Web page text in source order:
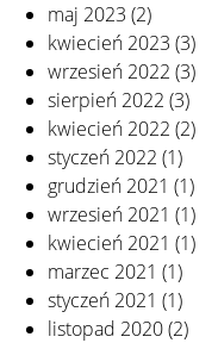
maj 2023 (2)
kwiecień 2023 (3)
wrzesień 2022 (3)
sierpień 2022 (3)
kwiecień 2022 (2)
styczeń 2022 (1)
grudzień 2021 (1)
wrzesień 2021 (1)
kwiecień 2021 (1)
marzec 2021 (1)
styczeń 2021 (1)
listopad 2020(2)